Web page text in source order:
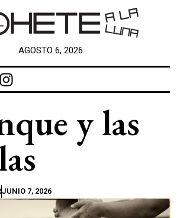
AGOSTO 6, 2026
y las
JUNIO 7, 2026